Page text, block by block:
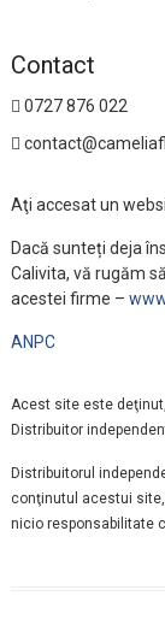
Contact
0727 876 022
Aţi accesat un
Dacă sunteți deja
Calivita, vă rugăm
acestei firme –
ANPC
Acest site este
Distribuitor
Distribuitorul
conţinutul acestui
nicio responsabilitate